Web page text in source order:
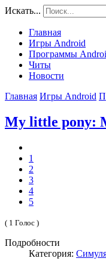
Искать...
Главная
Игры Android
Программы
Читы
Новости
Главная Игры Android
My little pony:
1
2
3
4
5
( 1 Голос )
Подробности
Категория: